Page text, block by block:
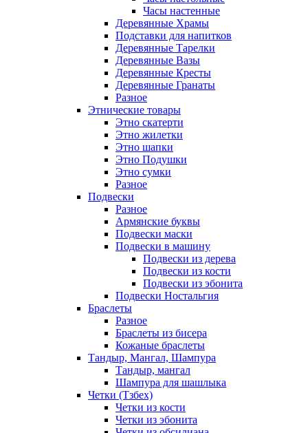
Часы настенные
Деревянные Храмы
Подставки для напитков
Деревянные Тарелки
Деревянные Вазы
Деревянные Кресты
Деревянные Гранаты
Разное
Этнические товары
Этно скатерти
Этно жилетки
Этно шапки
Этно Подушки
Этно сумки
Разное
Подвески
Разное
Армянские буквы
Подвески маски
Подвески в машину
Подвески из дерева
Подвески из кости
Подвески из эбонита
Подвески Ностальгия
Браслеты
Разное
Браслеты из бисера
Кожаные браслеты
Тандыр, Мангал, Шампура
Тандыр, мангал
Шампура для шашлыка
Четки (Тзбех)
Четки из кости
Четки из эбонита